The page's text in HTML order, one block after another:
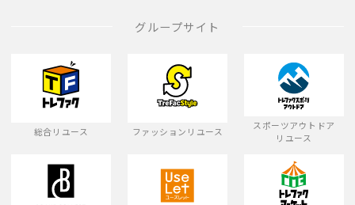
グループサイト
総合リユース ファッションリユース
スポーツアウトドア
リユース